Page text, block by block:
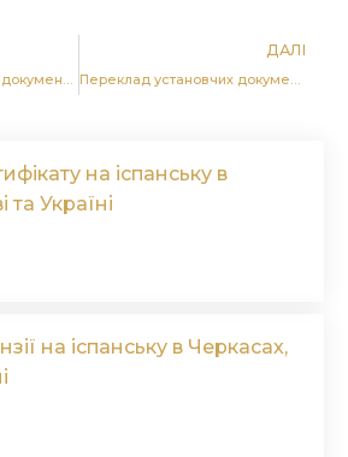
ДАЛІ
на іспанську в
та Україні
на іспанську в Черкасах,